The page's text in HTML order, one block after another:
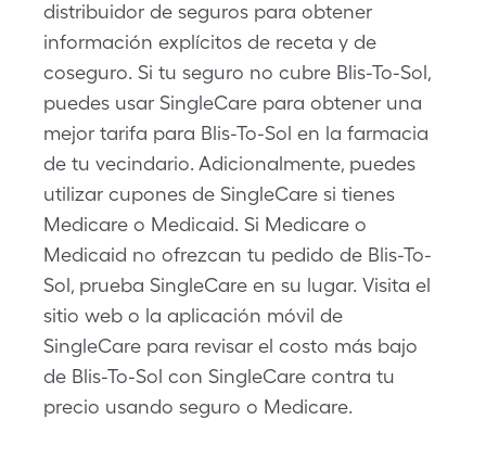
distribuidor de seguros para obtener
información explícitos de receta y de
coseguro. Si tu seguro no cubre Blis-To-Sol,
puedes usar SingleCare para obtener una
mejor tarifa para Blis-To-Sol en la farmacia
de tu vecindario. Adicionalmente, puedes
utilizar cupones de SingleCare si tienes
Medicare o Medicaid. Si Medicare o
Medicaid no ofrezcan tu pedido de Blis-To-
Sol, prueba SingleCare en su lugar. Visita el
sitio web o la aplicación móvil de
SingleCare para revisar el costo más bajo
de Blis-To-Sol con SingleCare contra tu
precio usando seguro o Medicare.